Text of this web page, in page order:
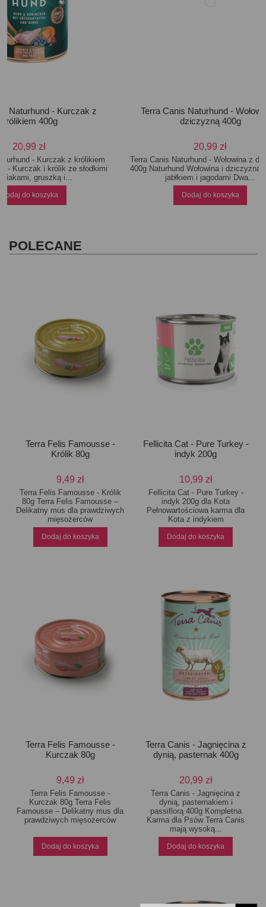
Naturhund - Kurczak z
400g
20,99 zł
- Kurczak z królikiem
- Kurczak i królik ze słodkimi
gruszką i...
do koszyka
Terra Canis Naturhund -
dziczyzną 400g
20,99 zł
Terra Canis Naturhund - Wołowina z
400g Naturhund Wołowina i dziczyzna
jabłkiem i jagodami Dwa...
Dodaj do koszyka
POLECANE
Terra Felis Famousse -
Królik 80g
9,49 zł
Terra Felis Famousse - Królik
80g Terra Felis Famousse –
Delikatny mus dla prawdziwych
mięsożerców
Dodaj do koszyka
Fellicita Cat - Pure Turkey -
indyk 200g
10,99 zł
Fellicita Cat - Pure Turkey -
indyk 200g dla Kota
Pełnowartościowa karma dla
Kota z indykiem
Dodaj do koszyka
Terra Felis Famousse -
Kurczak 80g
9,49 zł
Terra Felis Famousse -
Kurczak 80g Terra Felis
Famousse – Delikatny mus dla
prawdziwych mięsożerców
Dodaj do koszyka
Terra Canis - Jagnięcina z
dynią, pasternak 400g
20,99 zł
Terra Canis - Jagnięcina z
dynią, pasternakiem i
passiflorą 400g Kompletna
Karma dla Psów Terra Canis
mają wysoką...
Dodaj do koszyka